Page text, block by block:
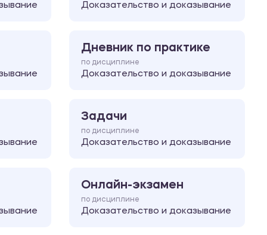
Доказательство и доказывание
Дневник по практике
по дисциплине
Доказательство и доказывание
Задачи
по дисциплине
Доказательство и доказывание
Онлайн-экзамен
по дисциплине
Доказательство и доказывание